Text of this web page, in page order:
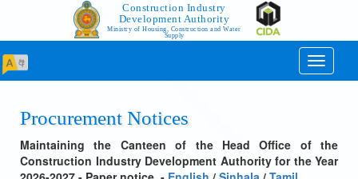
Construction Industry
Development Authority
Ministry of Housing, Construction and Water
Supply
Toggle
Procurement Notices
Maintaining the Canteen of the Head Office of the
Construction Industry Development Authority for the Year